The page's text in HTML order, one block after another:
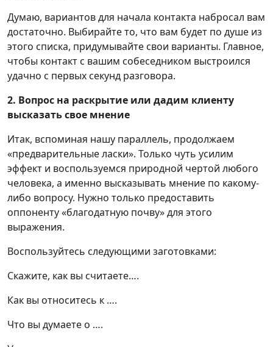
Думаю, вариантов для начала контакта набросал вам
достаточно. Выбирайте то, что вам будет по душе из
этого списка, придумывайте свои варианты. Главное,
чтобы контакт с вашим собеседником выстроился
удачно с первых секунд разговора.
2. Вопрос на раскрытие или дадим клиенту
высказать свое мнение
Итак, вспоминая нашу параллель, продолжаем
«предварительные ласки». Только чуть усилим
эффект и воспользуемся природной чертой любого
человека, а именно высказывать мнение по какому-
либо вопросу. Нужно только предоставить
оппоненту «благодатную почву» для этого
выражения.
Воспользуйтесь следующими заготовками:
Скажите, как вы считаете….
Как вы относитесь к ….
Что вы думаете о ….